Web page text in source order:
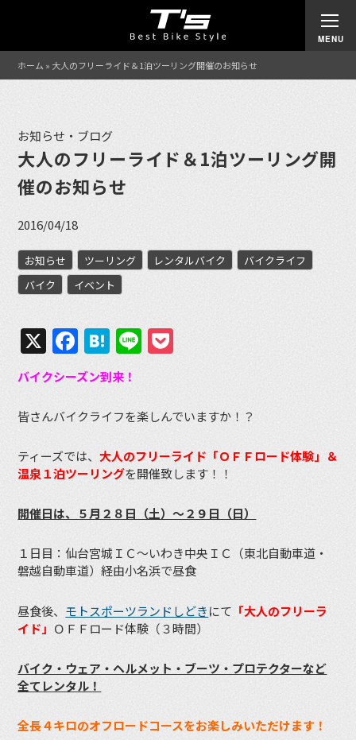
ホーム » 大人のフリーライド＆1泊ツーリング開催のお知らせ
お知らせ・ブログ
大人のフリーライド＆1泊ツーリング開
催のお知らせ
2016/04/18
お知らせ ツーリング レンタルバイク
バイクライフ
バイク
イベント
X Facebook
Hatena
Line
バイクシーズン到来！
皆さんバイクライフを楽しんでいますか！？
ティーズでは、大人のフリーライド「ＯＦＦロード体験」＆
温泉１泊ツーリングを開催致します！！
開催日は、５月２８日（土）～２９日（日）
１日目：仙台宮城ＩＣ～いわき中央ＩＣ（東北自動車道・
磐越自動車道）経由小名浜で昼食
昼食後、 モトスポーツランドしどきにて 「大人のフリーラ
イド」 ＯＦＦロード体験（３時間）
バイク・ウェア・ヘルメット・ブーツ・プロテクターなど
全てレンタル！
全長４キロのオフロードコースをお楽しみいただけます！